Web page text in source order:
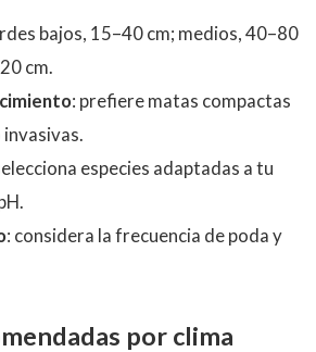
bajos, 15–40 cm; medios, 40–80
cm.
: prefiere matas compactas
especies adaptadas a tu
: considera la frecuencia de poda y
por clima